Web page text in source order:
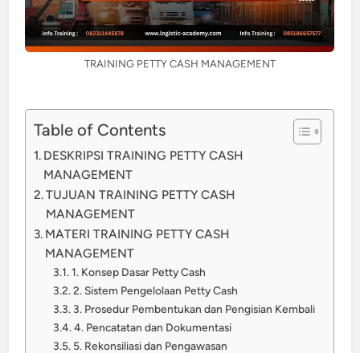
TRAINING PETTY CASH MANAGEMENT
Table of Contents
DESKRIPSI TRAINING PETTY CASH
MANAGEMENT
TUJUAN TRAINING PETTY CASH
MANAGEMENT
MATERI TRAINING PETTY CASH
MANAGEMENT
1. Konsep Dasar Petty Cash
2. Sistem Pengelolaan Petty Cash
3. Prosedur Pembentukan dan Pengisian Kembali
4. Pencatatan dan Dokumentasi
5. Rekonsiliasi dan Pengawasan